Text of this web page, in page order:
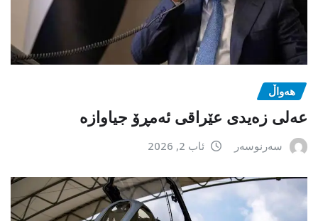
هەواڵ
عەلی زەیدی عێراقی ئەمڕۆ جیاوازە
سەرنوسەر ئاب 2, 2026